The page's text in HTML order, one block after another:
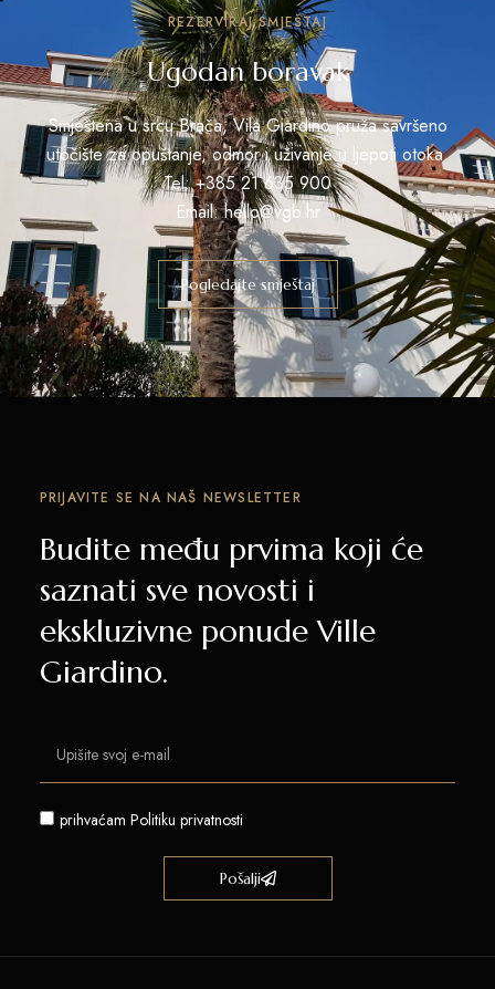
REZERVIRAJ SMJEŠTAJ
Ugodan boravak
Smještena u srcu Brača, Vila Giardino pruža savršeno
utočište za opuštanje, odmor i uživanje u ljepoti otoka.
Tel: +385 21 635 900
Email: hello@vgb.hr
Pogledajte smještaj
PRIJAVITE SE NA NAŠ NEWSLETTER
Budite među prvima koji će
saznati sve novosti i
ekskluzivne ponude Ville
Giardino.
prihvaćam Politiku privatnosti
Pošalji